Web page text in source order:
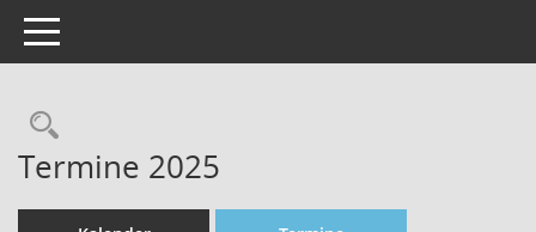
Toggle navigation
Rechercheauswahl
Termine 2025